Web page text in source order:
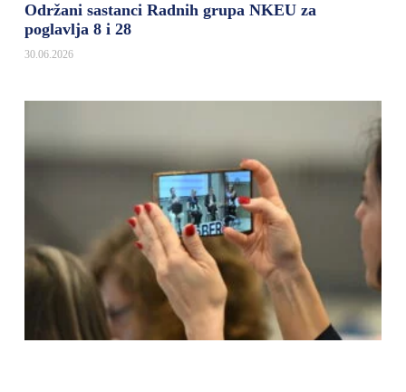
Održani sastanci Radnih grupa NKEU za
poglavlja 8 i 28
30.06.2026